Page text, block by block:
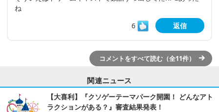
ね
6
返信
コメントをすべて読む（全11件）
関連ニュース
【大喜利】『クソゲーテーマパーク開園！ どんなアト
ラクションがある？』審査結果発表！